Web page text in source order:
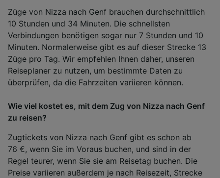
Züge von Nizza nach Genf brauchen durchschnittlich
10 Stunden und 34 Minuten. Die schnellsten
Verbindungen benötigen sogar nur 7 Stunden und 10
Minuten. Normalerweise gibt es auf dieser Strecke 13
Züge pro Tag. Wir empfehlen Ihnen daher, unseren
Reiseplaner zu nutzen, um bestimmte Daten zu
überprüfen, da die Fahrzeiten variieren können.
Wie viel kostet es, mit dem Zug von Nizza nach Genf
zu reisen?
Zugtickets von Nizza nach Genf gibt es schon ab
76 €, wenn Sie im Voraus buchen, und sind in der
Regel teurer, wenn Sie sie am Reisetag buchen. Die
Preise variieren außerdem je nach Reisezeit, Strecke